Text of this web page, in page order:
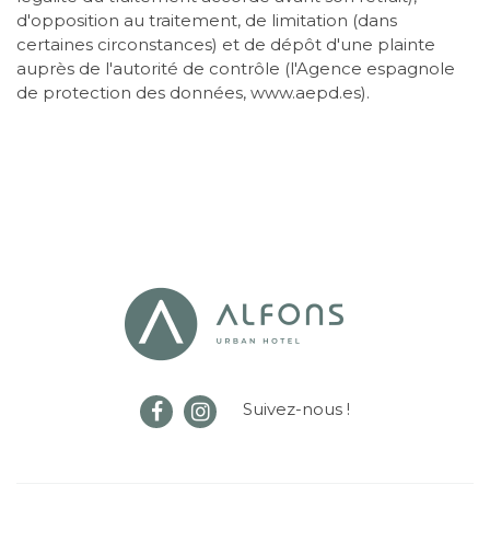
d'opposition au traitement, de limitation (dans
certaines circonstances) et de dépôt d'une plainte
auprès de l'autorité de contrôle (l'Agence espagnole
de protection des données, www.aepd.es).
Suivez-nous !